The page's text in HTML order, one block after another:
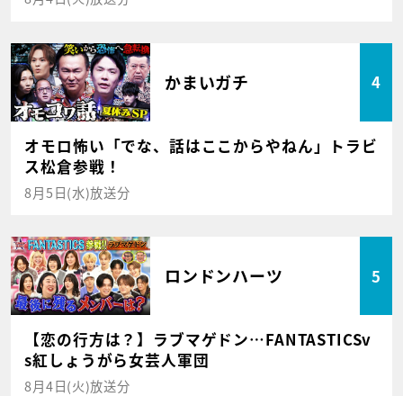
かまいガチ 4
オモロ怖い「でな、話はここからやねん」トラビ
ス松倉参戦！
8月5日(水)放送分
ロンドンハーツ 5
【恋の行方は？】ラブマゲドン…FANTASTICSv
s紅しょうがら女芸人軍団
8月4日(火)放送分